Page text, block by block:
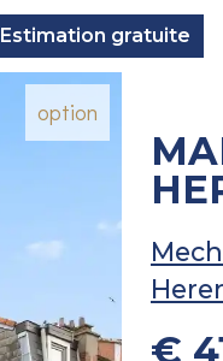
Estimation gratuite
option
€